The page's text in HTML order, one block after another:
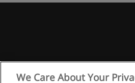
We Care About Your